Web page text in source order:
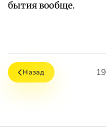
бытия вообще.
Назад